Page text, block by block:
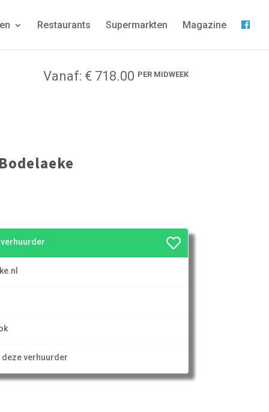
Restaurants Supermarkten Magazine
Vanaf: € 718.00 PER MIDWEEK
deze verhuurder